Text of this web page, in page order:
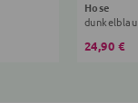
Hose
dunkelblau
24,90 €